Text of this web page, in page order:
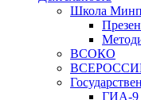
Школа
ВСОКО
ГИА-9